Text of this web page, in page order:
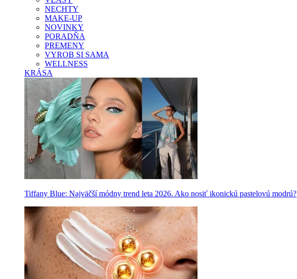
NECHTY
MAKE-UP
NOVINKY
PORADŇA
PREMENY
VYROB SI SAMA
WELLNESS
KRÁSA
Tiffany Blue: Najväčší módny trend leta 2026. Ako nosiť ikonickú pastelovú modrú?